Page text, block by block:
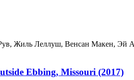
Жиль Леллуш, Венсан Макен, Эй
Ebbing, Missouri (2017)